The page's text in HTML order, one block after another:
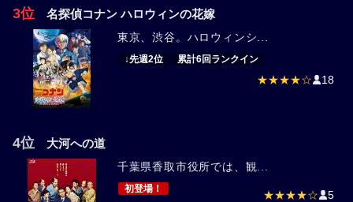
3位 名探偵コナン ハロウィンの花嫁
東京、渋谷。ハロウィンシ...
↓先週2位 累計6回ランクイン
★★★★☆ 18
4位 大河への道
千葉県香取市役所では、観...
初登場！ ★★★★☆ 5